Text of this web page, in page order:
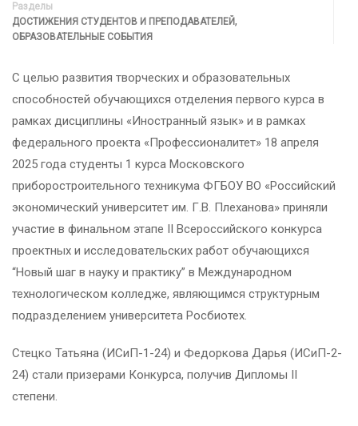
Разделы
ДОСТИЖЕНИЯ СТУДЕНТОВ И ПРЕПОДАВАТЕЛЕЙ,
ОБРАЗОВАТЕЛЬНЫЕ СОБЫТИЯ
С целью развития творческих и образовательных
способностей обучающихся отделения первого курса в
рамках дисциплины «Иностранный язык» и в рамках
федерального проекта «Профессионалитет» 18 апреля
2025 года студенты 1 курса Московского
приборостроительного техникума ФГБОУ ВО «Российский
экономический университет им. Г.В. Плеханова» приняли
участие в финальном этапе II Всероссийского конкурса
проектных и исследовательских работ обучающихся
“Новый шаг в науку и практику” в Международном
технологическом колледже, являющимся структурным
подразделением университета Росбиотех.
Стецко Татьяна (ИСиП-1-24) и Федоркова Дарья (ИСиП-2-
24) стали призерами Конкурса, получив Дипломы II
степени.